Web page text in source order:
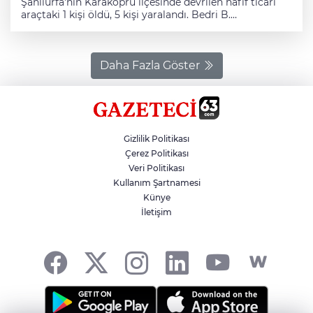
araçtaki 1 kişi öldü, 5 kişi yaralandı. Bedri B.
olay yerinde hayatını kaybetti. Kazada Bedri B, Salih B,
Resul B. ile Esra B. ve Dilaver B. yaralandı. İhbar üzerine
kaza yerine sağlık, itfaiye ve jandarma ekipleri sevk
Daha Fazla Göster
Gizlilik Politikası
Çerez Politikası
Veri Politikası
Kullanım Şartnamesi
Künye
İletişim